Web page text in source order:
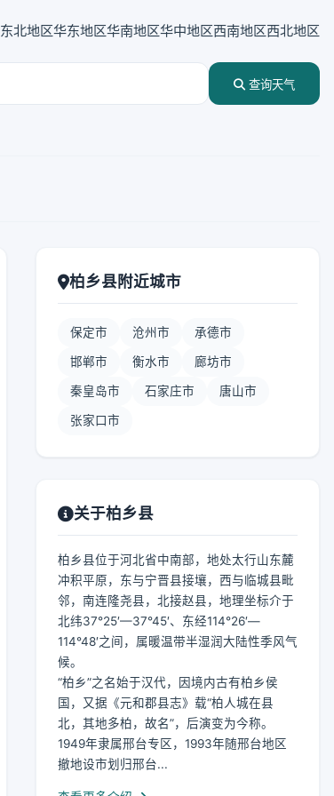
东北地区华东地区华南地区华中地区西南地区西北地区
查询天气
柏乡县附近城市
保定市 沧州市 承德市
邯郸市 衡水市 廊坊市
秦皇岛市 石家庄市 唐山市
张家口市
关于柏乡县
柏乡县位于河北省中南部，地处太行山东麓
冲积平原，东与宁晋县接壤，西与临城县毗
邻，南连隆尧县，北接赵县，地理坐标介于
北纬37°25′—37°45′、东经114°26′—
114°48′之间，属暖温带半湿润大陆性季风气
候。
“柏乡”之名始于汉代，因境内古有柏乡侯
国，又据《元和郡县志》载“柏人城在县
北，其地多柏，故名”，后演变为今称。
1949年隶属邢台专区，1993年随邢台地区
撤地设市划归邢台...